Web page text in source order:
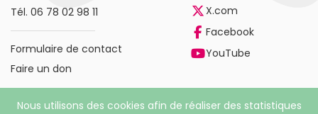
Tél. 06 78 02 98 11
Formulaire de contact
Faire un don
X.com
Facebook
YouTube
Nous utilisons des cookies afin de réaliser des statistiques